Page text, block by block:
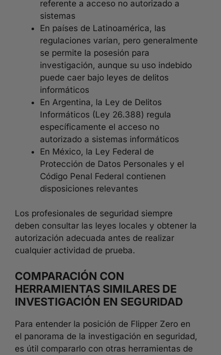
referente a acceso no autorizado a
sistemas
En países de Latinoamérica, las
regulaciones varían, pero generalmente
se permite la posesión para
investigación, aunque su uso indebido
puede caer bajo leyes de delitos
informáticos
En Argentina, la Ley de Delitos
Informáticos (Ley 26.388) regula
específicamente el acceso no
autorizado a sistemas informáticos
En México, la Ley Federal de
Protección de Datos Personales y el
Código Penal Federal contienen
disposiciones relevantes
Los profesionales de seguridad siempre
deben consultar las leyes locales y obtener la
autorización adecuada antes de realizar
cualquier actividad de prueba.
COMPARACIÓN CON
HERRAMIENTAS SIMILARES DE
INVESTIGACIÓN EN SEGURIDAD
Para entender la posición de Flipper Zero en
el panorama de la investigación en seguridad,
es útil compararlo con otras herramientas de